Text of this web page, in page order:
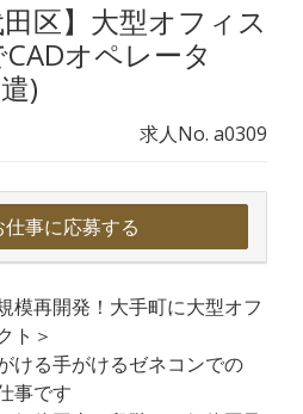
田区】大型オフィス
オペレータ
)
求人No. a0309
仕事に応募する
模再開発！大手町に大型オフ
ト＞
ける手がけるゼネコンでの
事です